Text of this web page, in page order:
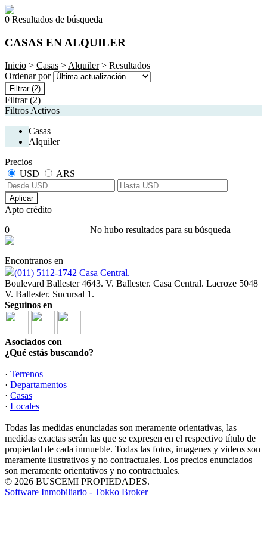
0 Resultados de búsqueda
CASAS EN ALQUILER
Inicio > Casas >Alquiler> Resultados
Ordenar por
Filtrar (2)
Filtrar (2)
Filtros Activos
Casas
Alquiler
Precios
USD
ARS
Aplicar
Apto crédito
No hubo resultados para su búsqueda
0
Encontranos en
(011) 5112-1742 Casa Central.
Boulevard Ballester 4643. V. Ballester. Casa Central. Lacroze 5048
V. Ballester. Sucursal 1.
Seguinos en
Asociados con
¿Qué estás buscando?
· Terrenos
· Departamentos
· Casas
· Locales
Todas las medidas enunciadas son meramente orientativas, las
medidas exactas serán las que se expresen en el respectivo título de
propiedad de cada inmueble. Todas las fotos, imagenes y videos son
meramente ilustrativos y no contractuales. Los precios enunciados
son meramente orientativos y no contractuales.
© 2026 BUSCEMI PROPIEDADES.
Software Inmobiliario - Tokko Broker